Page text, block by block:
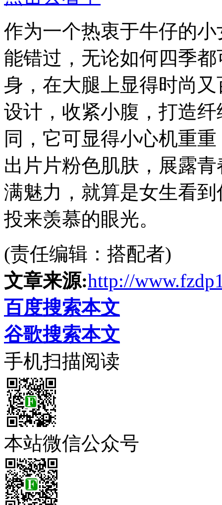
作为一个热衷于牛仔的
能错过，无论如何四季
身，在大腿上显得时尚
设计，收紧小腹，打造
同，它可显得小心机重
出片片粉色肌肤，展露
满魅力，就算是女生看
投来羡慕的眼光。
(责任编辑：搭配者)
文章来源:http://
百度搜索本文
谷歌搜索本文
手机扫描阅读
本站微信公众号